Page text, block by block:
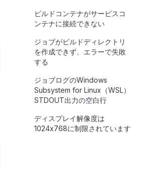
ビルドコンテナがサービスコ
ンテナに接続できない
ジョブがビルドディレクトリ
を作成できず、エラーで失敗
する
ジョブログのWindows
Subsystem for Linux（WSL）
STDOUT出力の空白行
ディスプレイ解像度は
1024x768に制限されています